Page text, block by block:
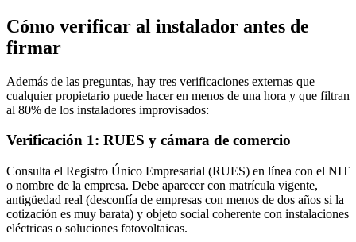
Cómo verificar al instalador antes de
firmar
Además de las preguntas, hay tres verificaciones externas que
cualquier propietario puede hacer en menos de una hora y que filtran
al 80% de los instaladores improvisados:
Verificación 1: RUES y cámara de comercio
Consulta el Registro Único Empresarial (RUES) en línea con el NIT
o nombre de la empresa. Debe aparecer con matrícula vigente,
antigüedad real (desconfía de empresas con menos de dos años si la
cotización es muy barata) y objeto social coherente con instalaciones
eléctricas o soluciones fotovoltaicas.